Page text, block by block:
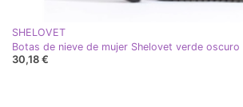
SHELOVET
Botas de nieve de mujer Shelovet verde oscuro
30,18 €